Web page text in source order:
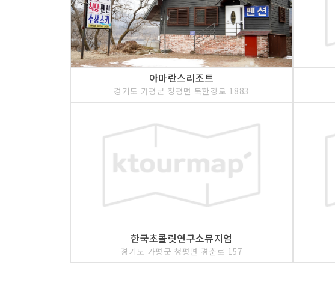
아마란스리조트
경기도 가평군 청평면 북한강로 1883
한국초콜릿연구소뮤지엄
경기도 가평군 청평면 경춘로 157